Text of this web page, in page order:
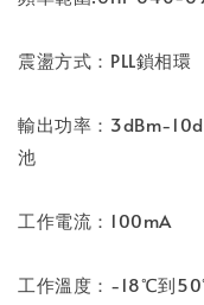
震盪方式：PLL鎖相環
輸出功率：3dBm-
池
工作電流：100mA
工作溫度：-18℃到